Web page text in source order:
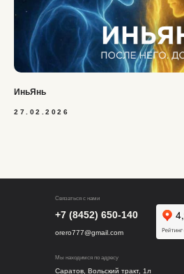
ИньЯнь
27.02.2026
Саратов, Вольский тракт, 1л
Связаться с нами
orero777@gmail.com
+7 (8452) 650-140
Мы находимся по адресу